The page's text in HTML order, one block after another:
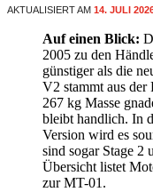
AKTUALISIERT AM 14. JULI
Auf einen Blick:
2005 zu den
günstiger als die
V2 stammt aus
267 kg Masse
bleibt handlich. In
Version wird es
sind sogar Stage 2
Übersicht listet
zur MT-01.